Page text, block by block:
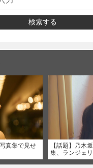
検索する
真集で見せ
【話題】乃木
集、ランジェ